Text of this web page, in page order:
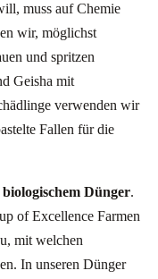
muss auf Chemie
wir, möglichst
und spritzen
Geisha mit
verwenden wir
Fallen für die
biologischem Dünger.
of Excellence Farmen
mit welchen
In unseren Dünger